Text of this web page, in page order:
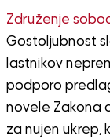
Združenje
Gostoljubnost
lastnikov
podporo
novele Zakona
za nujen ukrep,